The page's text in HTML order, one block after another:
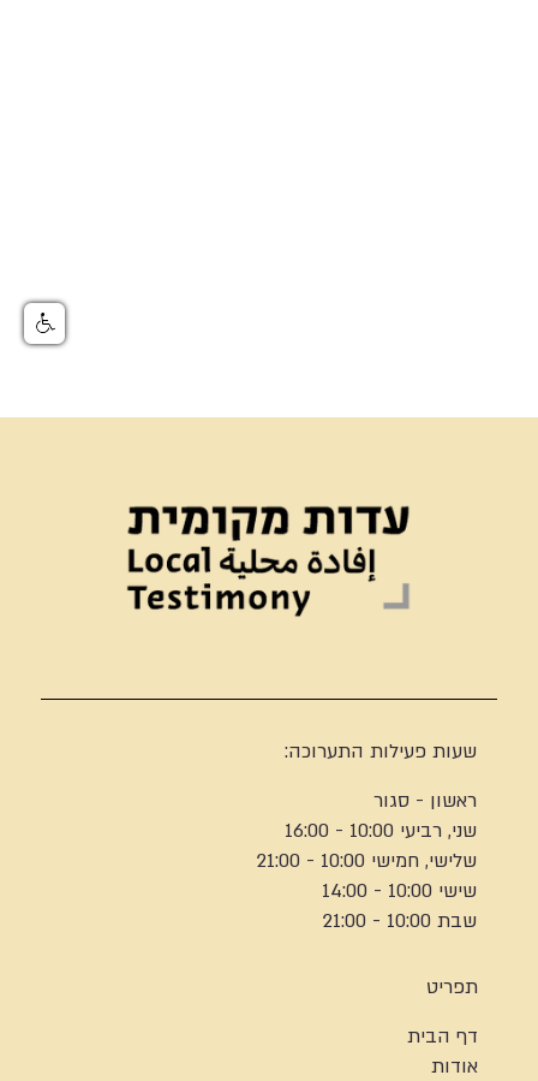
שעות פעילות התערוכה:
ראשון - סגור
שני, רביעי 10:00 - 16:00
שלישי, חמישי 10:00 - 21:00
שישי 10:00 - 14:00
שבת 10:00 - 21:00
תפריט
דף הבית
אודות